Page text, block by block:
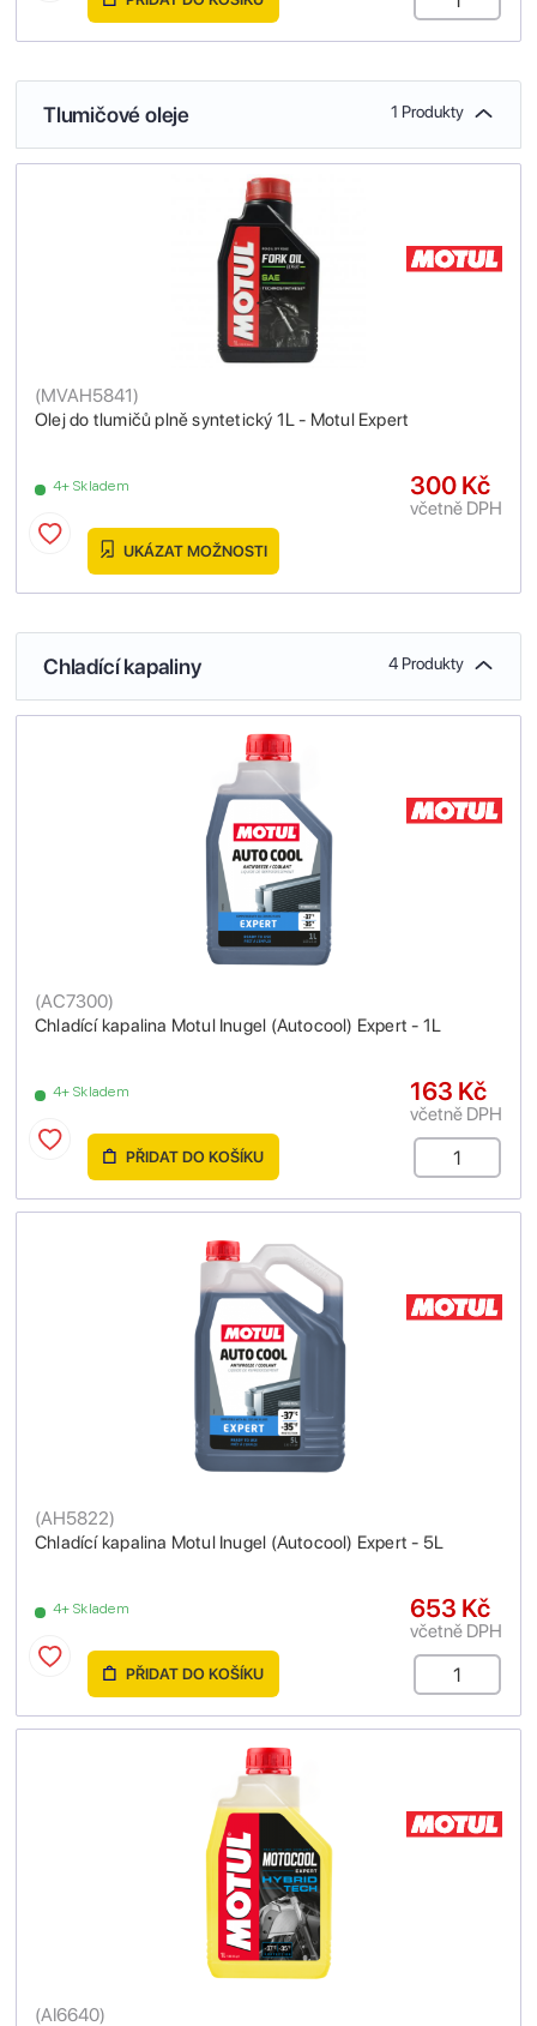
Tlumičové oleje 1 Produkty
Olej do tlumičů plně syntetický 1L - Motul Expert
(MVAH5841)
4+ Skladem 300 Kč
včetně DPH
UKÁZAT MOŽNOSTI
Chladící kapaliny 4 Produkty
Chladící kapalina Motul Inugel (Autocool) Expert - 1L
(AC7300)
4+ Skladem 163 Kč
včetně DPH
PŘIDAT DO KOŠÍKU
Chladící kapalina Motul Inugel (Autocool) Expert - 5L
(AH5822)
4+ Skladem 653 Kč
včetně DPH
PŘIDAT DO KOŠÍKU
(AI6640)